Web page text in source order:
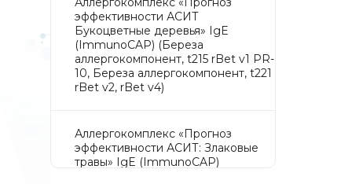
эффективности АСИТ
Букоцветные деревья» IgE
(ImmunoCAP) (Береза
аллергокомпонент, t215 rBet v1 PR-
10, Береза аллергокомпонент, t221
rBet v2, rBet v4)
Аллергокомплекс «Прогноз
эффективности АСИТ: Злаковые
травы» IgE (ImmunoCAP)